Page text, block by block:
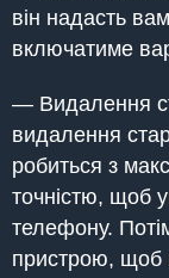
він надасть
включатиме
— Видалення
видалення
робиться з
точністю, щоб
телефону.
пристрою, щоб